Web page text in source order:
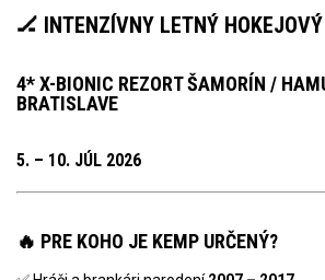
🏒 INTENZÍVNY LETNÝ
4* X-BIONIC REZORT ŠAMORÍN /
BRATISLAVE
5. – 10. JÚL 2026
🔥 PRE KOHO JE KEMP URČENÝ?